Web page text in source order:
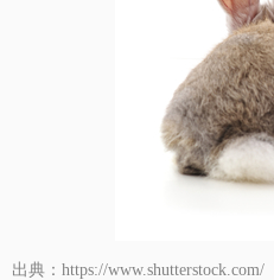
出典：https://www.shutterstock.com/